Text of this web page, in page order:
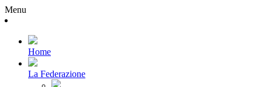
Menu
Home
La Federazione